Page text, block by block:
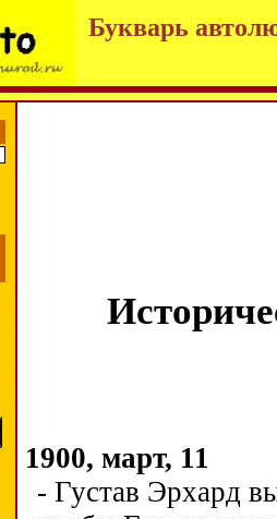
Букварь
1900, март, 11
- Густав Эрхард